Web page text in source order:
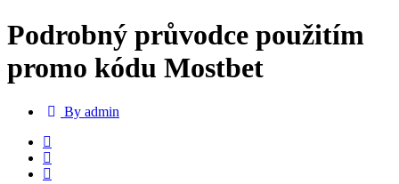
Podrobný průvodce použitím
promo kódu Mostbet
By admin